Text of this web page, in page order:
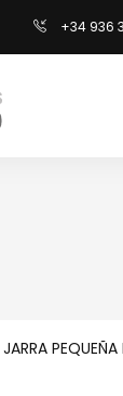
+34 936
JARRA